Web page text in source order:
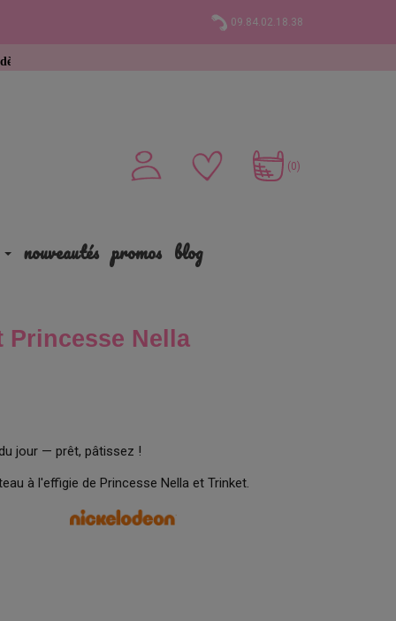
09.84.02.18.38
(0)
nouveautés promos blog
Princesse Nella
jour — prêt, pâtissez !
à l'effigie de Princesse Nella et Trinket.